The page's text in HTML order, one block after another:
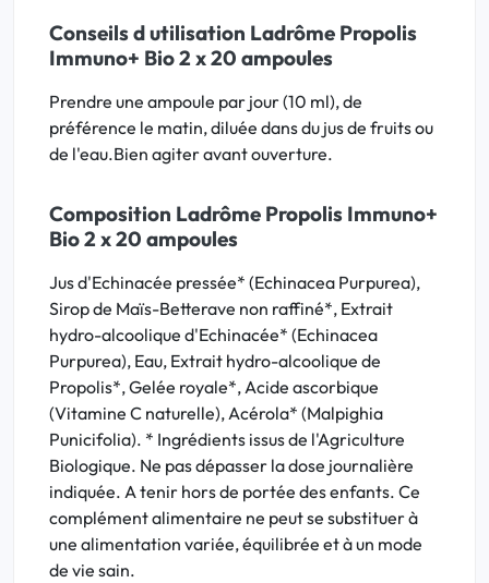
Conseils d utilisation Ladrôme Propolis
Immuno+ Bio 2 x 20 ampoules
Prendre une ampoule par jour (10 ml), de
préférence le matin, diluée dans du jus de fruits ou
de l'eau.Bien agiter avant ouverture.
Composition Ladrôme Propolis Immuno+
Bio 2 x 20 ampoules
Jus d'Echinacée pressée* (Echinacea Purpurea),
Sirop de Maïs-Betterave non raffiné*, Extrait
hydro-alcoolique d'Echinacée* (Echinacea
Purpurea), Eau, Extrait hydro-alcoolique de
Propolis*, Gelée royale*, Acide ascorbique
(Vitamine C naturelle), Acérola* (Malpighia
Punicifolia). * Ingrédients issus de l'Agriculture
Biologique. Ne pas dépasser la dose journalière
indiquée. A tenir hors de portée des enfants. Ce
complément alimentaire ne peut se substituer à
une alimentation variée, équilibrée et à un mode
de vie sain.